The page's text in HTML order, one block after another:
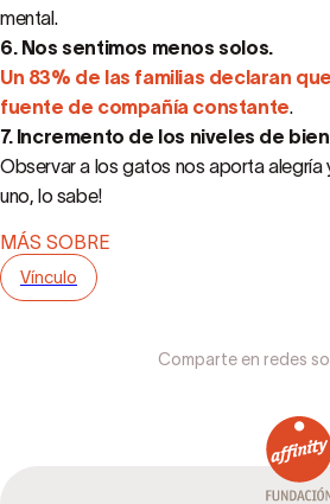
mental.
6. Nos sentimos menos solos.
Un 83% de las familias declaran
fuente de compañía constante.
7. Incremento de los niveles de
Observar a los gatos nos aporta alegría
uno, lo sabe!
MÁS SOBRE
Vínculo
Comparte en redes